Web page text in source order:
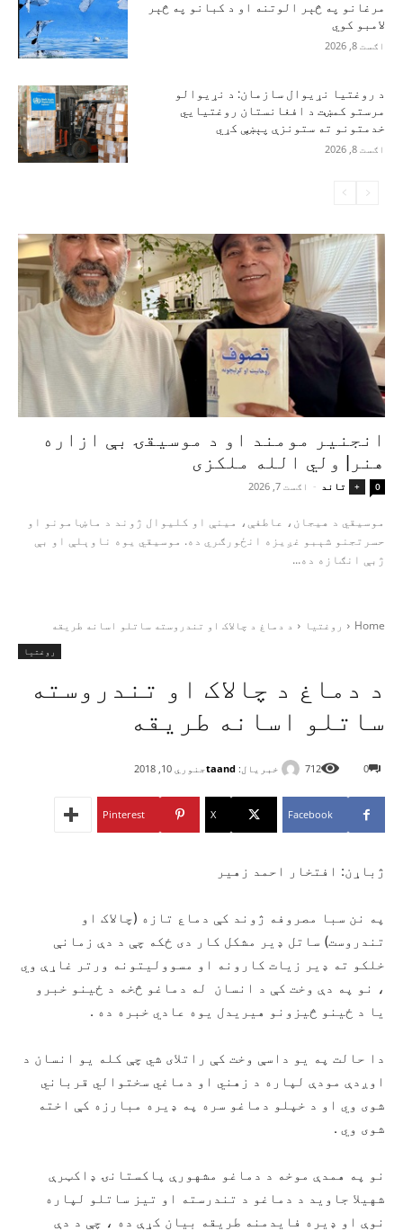
مرغانو په څېر الوتنه او د کبانو په څېر
لامبو کوي
اګست 8, 2026
د روغتیا نړیوال سازمان: د نړیوالو
مرستو کمښت د افغانستان روغتیايي
خدمتونو ته ستونزې پېښې کړي
اګست 8, 2026
انجنیر مومند او د موسیقۍ بې‌ ازاره
هنر| ولي الله ملکزی
+ تاند - اګست 7, 2026 0
موسیقي د هیجان، عاطفې، مینې او کلیوال ژوند د ماښامونو او
حسرتجنو شېبو غږیزه انځورګري ده. موسیقي یوه ناوېلې او بې‌
ژبې انګازه ده...